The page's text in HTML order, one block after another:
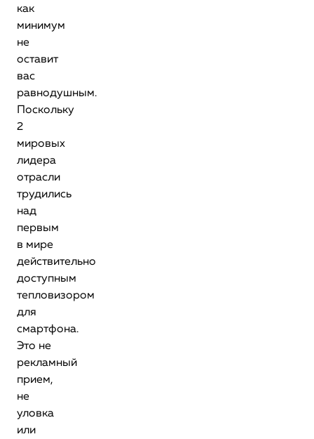
как
минимум
не
оставит
вас
равнодушным.
Поскольку
2
мировых
лидера
отрасли
трудились
над
первым
в мире
действительно
доступным
тепловизором
для
смартфона.
Это не
рекламный
прием,
не
уловка
или